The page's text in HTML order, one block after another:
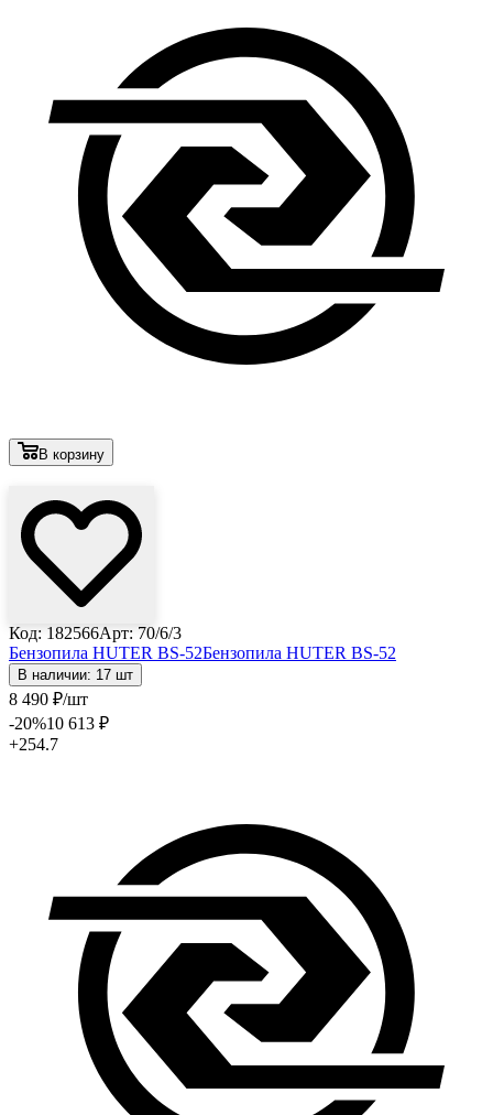
В корзину
Код: 182566Арт: 70/6/3
Бензопила HUTER BS-52Бензопила HUTER BS-52
В наличии: 17 шт
8 490 ₽/шт
-20%10 613 ₽
+254.7